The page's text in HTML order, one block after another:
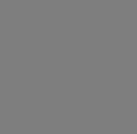
teknik och fastighet
utbildning